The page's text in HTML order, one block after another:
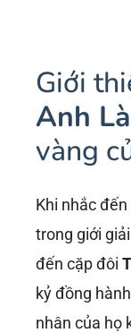
Giới
Anh
vàng
Khi nhắc
trong giới
đến cặp đôi
kỷ đồng
nhân của họ